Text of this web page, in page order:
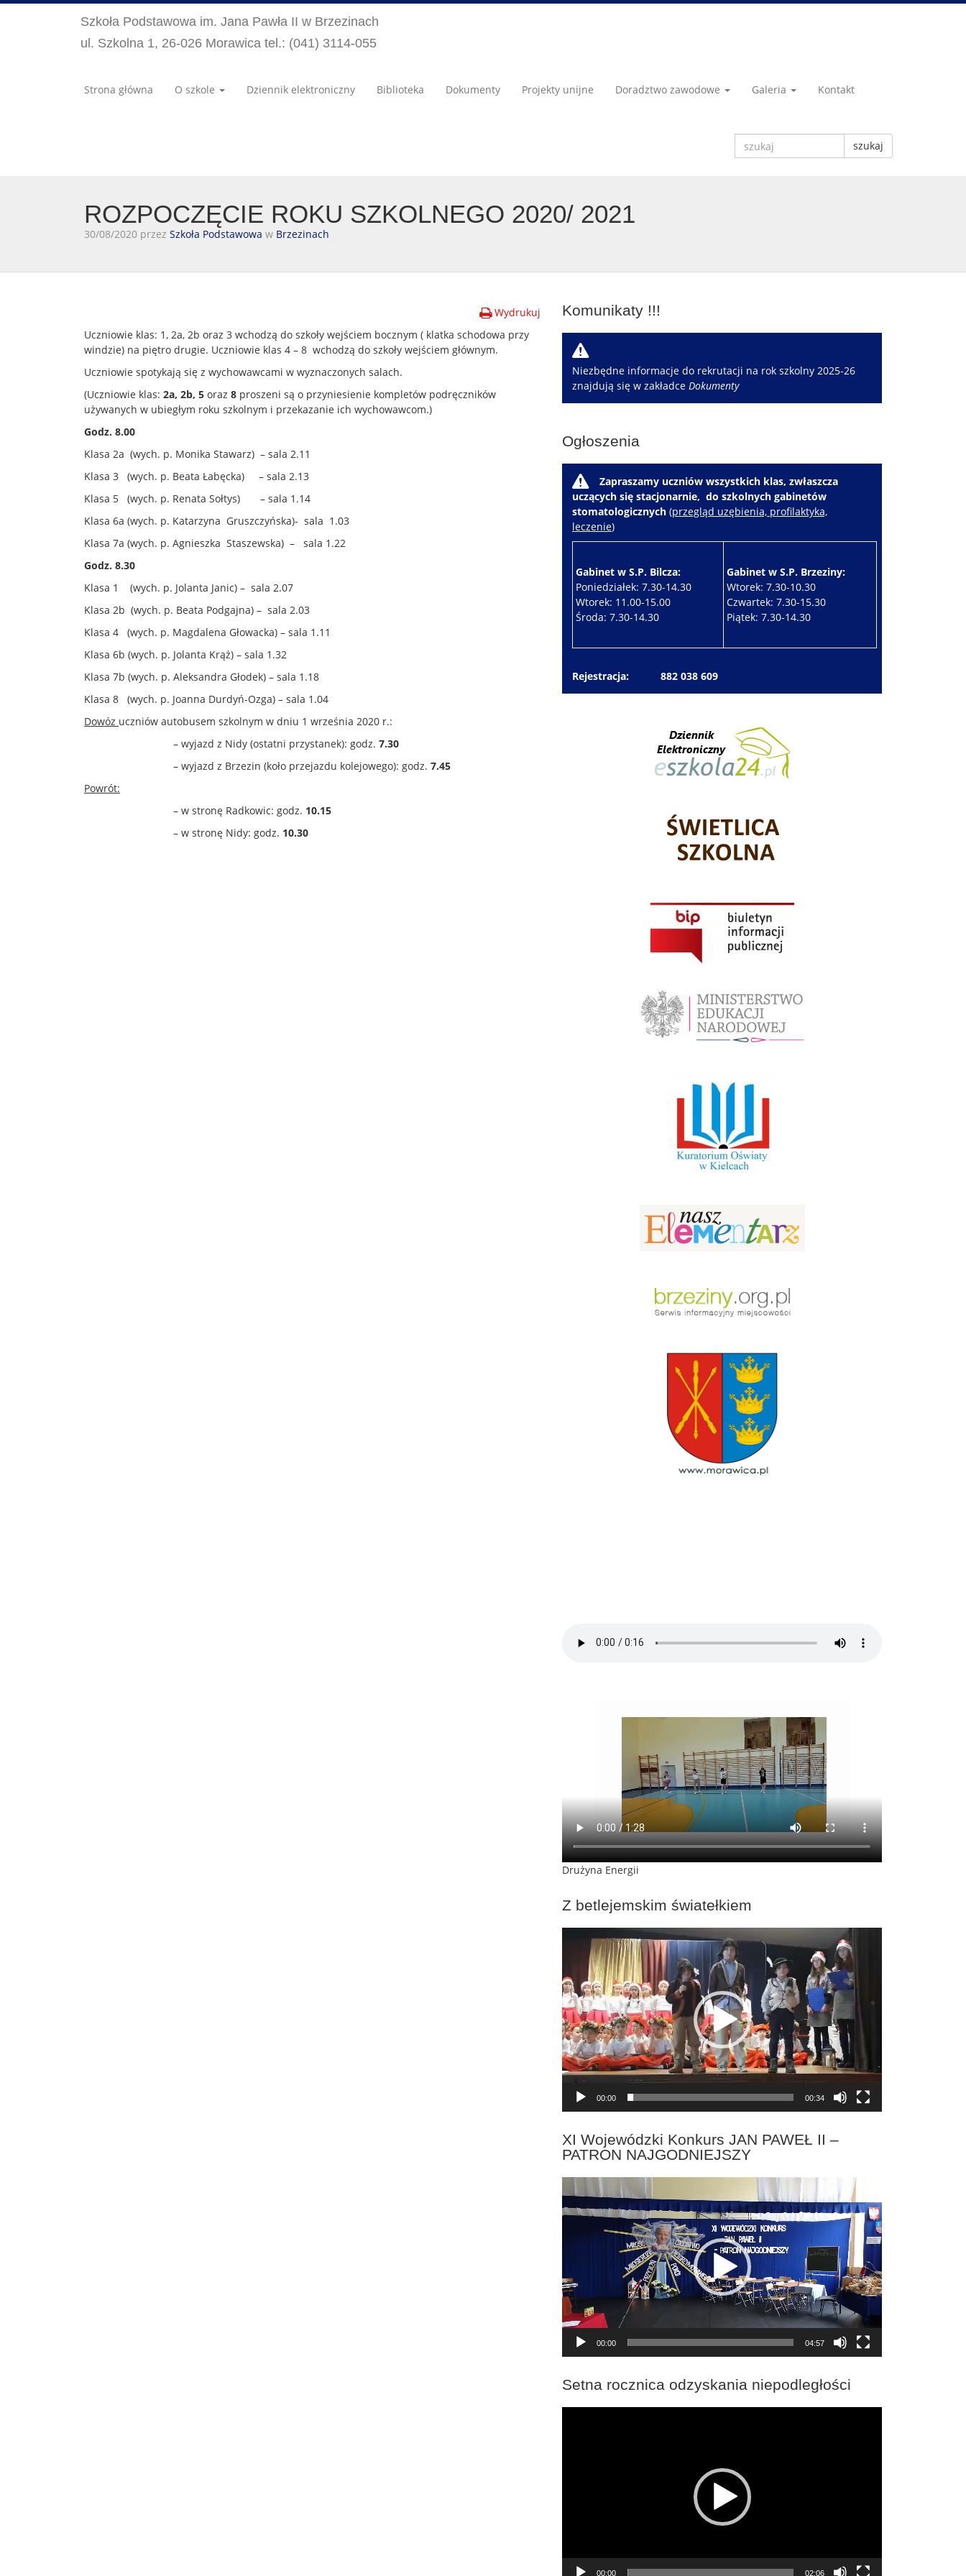
Szkoła Podstawowa im. Jana Pawła II w Brzezinach
ul. Szkolna 1, 26-026 Morawica tel.: (041) 3114-055
Strona główna O szkole Dziennik elektroniczny Biblioteka Dokumenty Projekty unijne Doradztwo zawodowe Galeria Kontakt
szukaj
ROZPOCZĘCIE ROKU SZKOLNEGO 2020/ 2021
30/08/2020 przez Szkoła Podstawowa w Brzezinach
Wydrukuj
Uczniowie klas: 1, 2a, 2b oraz 3 wchodzą do szkoły wejściem bocznym ( klatka schodowa przy
windzie) na piętro drugie. Uczniowie klas 4 – 8 wchodzą do szkoły wejściem głównym.
Uczniowie spotykają się z wychowawcami w wyznaczonych salach.
(Uczniowie klas: 2a, 2b, 5 oraz 8 proszeni są o przyniesienie kompletów podręczników
używanych w ubiegłym roku szkolnym i przekazanie ich wychowawcom.)
Godz. 8.00
Klasa 2a (wych. p. Monika Stawarz) – sala 2.11
Klasa 3 (wych. p. Beata Łabęcka) – sala 2.13
Klasa 5 (wych. p. Renata Sołtys) – sala 1.14
Klasa 6a (wych. p. Katarzyna Gruszczyńska)- sala 1.03
Klasa 7a (wych. p. Agnieszka Staszewska) – sala 1.22
Godz. 8.30
Klasa 1 (wych. p. Jolanta Janic) – sala 2.07
Klasa 2b (wych. p. Beata Podgajna) – sala 2.03
Klasa 4 (wych. p. Magdalena Głowacka) – sala 1.11
Klasa 6b (wych. p. Jolanta Krąż) – sala 1.32
Klasa 7b (wych. p. Aleksandra Głodek) – sala 1.18
Klasa 8 (wych. p. Joanna Durdyń-Ozga) – sala 1.04
Dowóz uczniów autobusem szkolnym w dniu 1 września 2020 r.:
– wyjazd z Nidy (ostatni przystanek): godz. 7.30
– wyjazd z Brzezin (koło przejazdu kolejowego): godz. 7.45
Powrót:
– w stronę Radkowic: godz. 10.15
– w stronę Nidy: godz. 10.30
Komunikaty !!!
W
Niezbędne informacje do rekrutacji na rok szkolny 2025-26
znajdują się w zakładce Dokumenty
Ogłoszenia
W
Zapraszamy uczniów wszystkich klas, zwłaszcza
uczących się stacjonarnie, do szkolnych gabinetów
stomatologicznych (przegląd uzębienia, profilaktyka,
leczenie)
Gabinet w S.P. Bilcza:
Poniedziałek: 7.30-14.30
Wtorek: 11.00-15.00
Środa: 7.30-14.30
Gabinet w S.P. Brzeziny:
Wtorek: 7.30-10.30
Czwartek: 7.30-15.30
Piątek: 7.30-14.30
Rejestracja: 882 038 609
Drużyna Energii
Z betlejemskim światełkiem
Odtwarzacz
00:00 00:34
XI Wojewódzki Konkurs JAN PAWEŁ II –
PATRON NAJGODNIEJSZY
Odtwarzacz
video
00:00 04:57
Setna rocznica odzyskania niepodległości
00:00 02:06